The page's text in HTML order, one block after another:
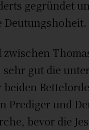
gegründet
Deutungshoheit.
gut die
Prediger und
bevor die